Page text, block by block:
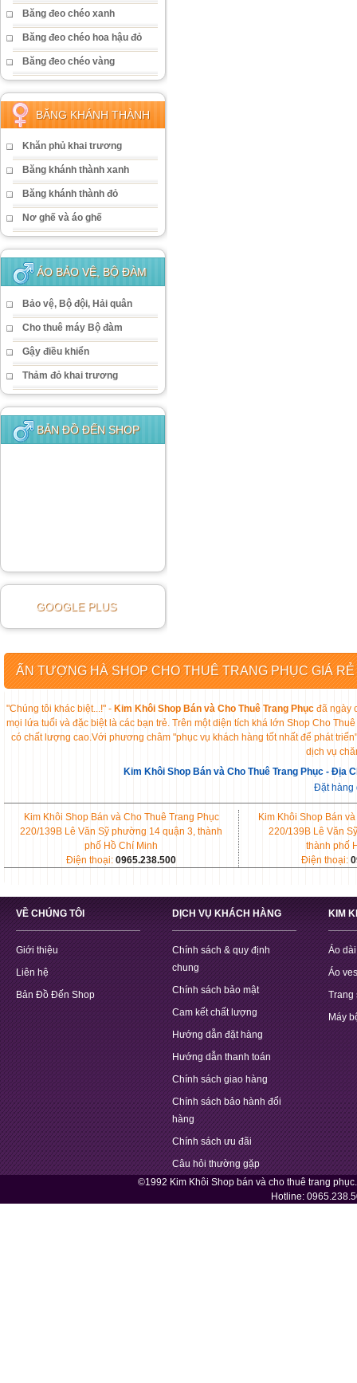
Băng đeo chéo xanh
Băng đeo chéo hoa hậu đỏ
Băng đeo chéo vàng
BĂNG KHÁNH THÀNH
Khăn phủ khai trương
Băng khánh thành xanh
Băng khánh thành đỏ
Nơ ghế và áo ghế
ÁO BẢO VỆ, BỘ ĐÀM
Bảo vệ, Bộ đội, Hải quân
Cho thuê máy Bộ đàm
Gậy điều khiển
Thảm đỏ khai trương
BẢN ĐỒ ĐẾN SHOP
GOOGLE PLUS
ẤN TƯỢNG HÀ SHOP CHO THUÊ TRANG PHỤC GIÁ
"Chúng tôi khác biệt...!" - Kim Khôi Shop Bán và Cho Thuê Trang Phụcđã ngày
mọi lứa tuổi và đặc biệt là các bạn trẻ. Trên một diện tích khá lớn Shop Cho
có chất lượng cao.Với phương châm "phục vụ khách hàng tốt nhất để phát
dịch vụ
Kim Khôi Shop Bán và Cho Thuê Trang Phục - Địa
Đặt hàng
Kim Khôi Shop Bán và Cho Thuê Trang Phục
220/139B Lê Văn Sỹ phường 14 quận 3, thành
phố Hồ Chí Minh
Điện thoại: 0965.238.500
Kim Khôi Shop Bán
220/139B Lê Văn
thành phố
Điện thoại:
VỀ CHÚNG TÔI
Giới thiệu
Liên hệ
Bản Đồ Đến Shop
DỊCH VỤ KHÁCH HÀNG
Chính sách & quy định
chung
Chính sách bảo mật
Cam kết chất lượng
Hướng dẫn đặt hàng
Hướng dẫn thanh toán
Chính sách giao hàng
Chính sách bảo hành đổi
hàng
Chính sách ưu đãi
Câu hỏi thường gặp
KIM
Áo
Áo
Trang
Máy
©1992 Kim Khôi Shop bán và cho thuê trang
Hotline: